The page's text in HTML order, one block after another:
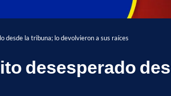
desde la tribuna; lo devolvieron a sus raíces
desesperado